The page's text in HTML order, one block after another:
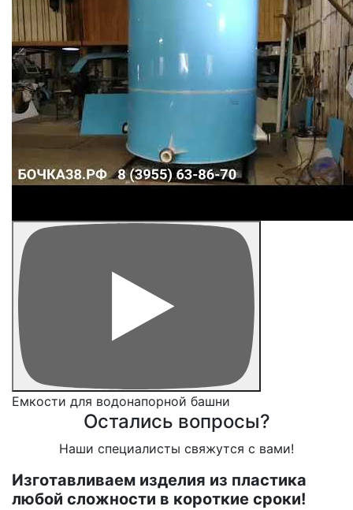
Емкости для водонапорной башни
Остались вопросы?
Наши специалисты свяжутся с вами!
Изготавливаем изделия из пластика
любой сложности в короткие сроки!